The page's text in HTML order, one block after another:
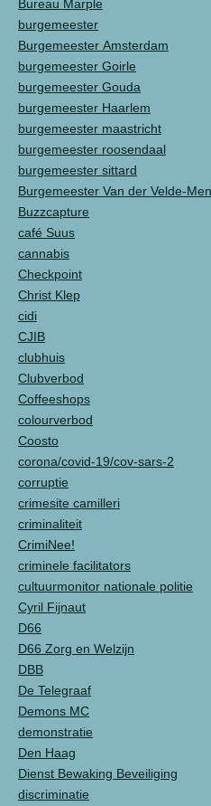
Bureau Marple
burgemeester
Burgemeester Amsterdam
burgemeester Goirle
burgemeester Gouda
burgemeester Haarlem
burgemeester maastricht
burgemeester roosendaal
burgemeester sittard
Burgemeester Van der Velde-
Buzzcapture
café Suus
cannabis
Checkpoint
Christ Klep
cidi
CJIB
clubhuis
Clubverbod
Coffeeshops
colourverbod
Coosto
corona/covid-19/cov-sars-2
corruptie
crimesite camilleri
criminaliteit
CrimiNee!
criminele facilitators
cultuurmonitor nationale politie
Cyril Fijnaut
D66
D66 Zorg en Welzijn
DBB
De Telegraaf
Demons MC
demonstratie
Den Haag
Dienst Bewaking Beveiliging
discriminatie